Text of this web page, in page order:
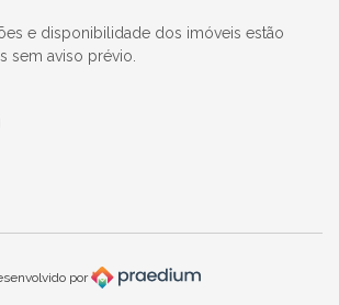
e disponibilidade dos imóveis estão
sem aviso prévio.
por